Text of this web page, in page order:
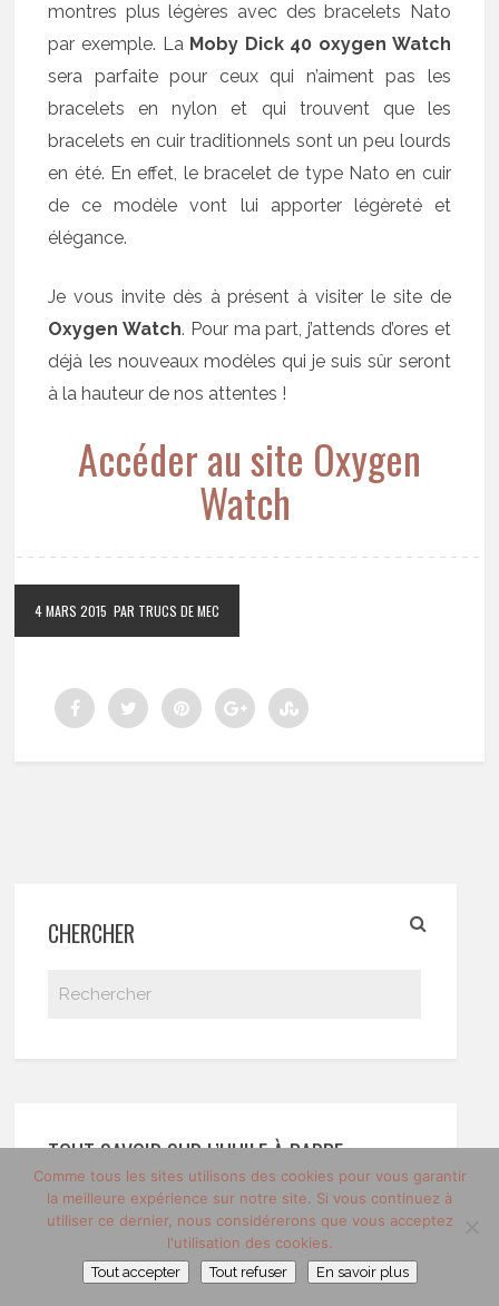
montres plus légères avec des bracelets Nato
par exemple. La Moby Dick 40 oxygen Watch
sera parfaite pour ceux qui n’aiment pas les
bracelets en nylon et qui trouvent que les
bracelets en cuir traditionnels sont un peu lourds
en été. En effet, le bracelet de type Nato en cuir
de ce modèle vont lui apporter légèreté et
élégance.
Je vous invite dès à présent à visiter le site de
Oxygen Watch. Pour ma part, j’attends d’ores et
déjà les nouveaux modèles qui je suis sûr seront
à la hauteur de nos attentes !
Accéder au site Oxygen
Watch
4 MARS 2015 PAR TRUCS DE MEC
CHERCHER
TOUT SAVOIR SUR L’HUILE À BARBE
Comme tous les sites utilisons des cookies pour vous garantir
la meilleure expérience sur notre site. Si vous continuez à
utiliser ce dernier, nous considérerons que vous acceptez
l'utilisation des cookies.
Tout accepter Tout refuser En savoir plus